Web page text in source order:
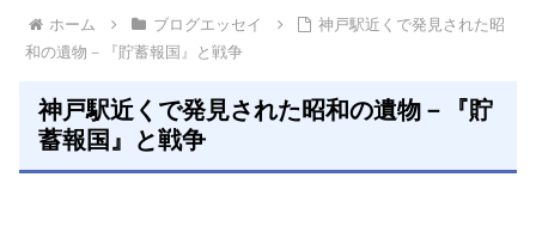
ホーム ブログエッセイ
神戸駅近くで発見された昭
和の遺物－『貯蓄報国』と戦争
神戸駅近くで発見された昭和の遺物－『貯
蓄報国』と戦争